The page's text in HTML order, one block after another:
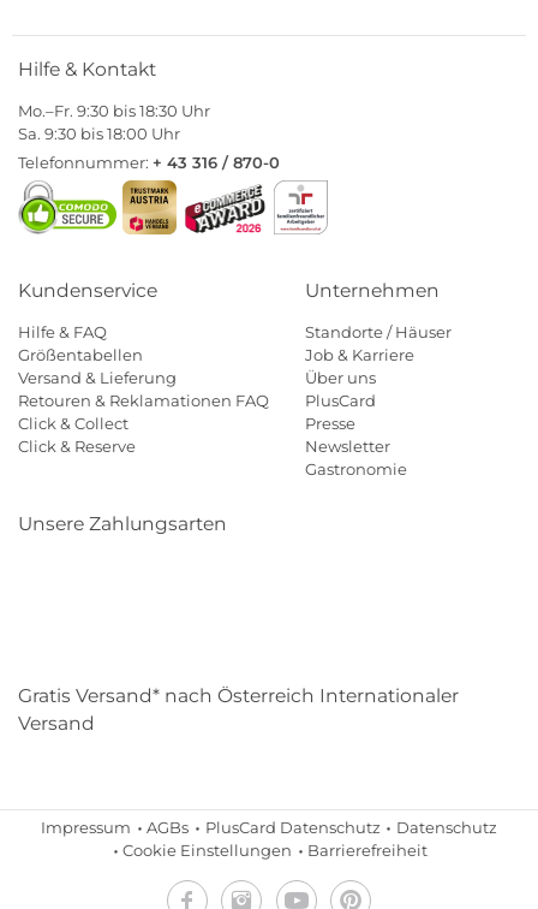
Hilfe & Kontakt
Mo.–Fr. 9:30 bis 18:30 Uhr
Sa. 9:30 bis 18:00 Uhr
Telefonnummer: + 43 316 / 870-0
Kundenservice
Hilfe & FAQ
Größentabellen
Versand & Lieferung
Retouren & Reklamationen FAQ
Click & Collect
Click & Reserve
Unternehmen
Standorte / Häuser
Job & Karriere
Über uns
PlusCard
Presse
Newsletter
Gastronomie
Unsere Zahlungsarten
Gratis Versand* nach Österreich Internationaler
Versand
Impressum AGBs PlusCard Datenschutz
Datenschutz
Cookie Einstellungen
Barrierefreiheit